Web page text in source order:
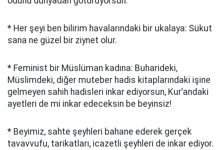
* Her şeyi ben bilirim havalarındaki bir ukalaya: Sükut
sana ne güzel bir ziynet olur.
* Feminist bir Müslüman kadına: Buharideki,
Müslimdeki, diğer muteber hadis kitaplarındaki işine
gelmeyen sahih hadisleri inkar ediyorsun, Kur’andaki
ayetleri de mi inkar edeceksin be beyinsiz!
* Beyimiz, sahte şeyhleri bahane ederek gerçek
tavavvufu, tarikatları, icazetli şeyhleri de inkar ediyor.